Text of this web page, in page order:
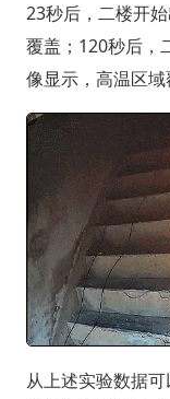
23秒后，二楼开
覆盖；120秒后，
像显示，高温区域
从上述实验数据可